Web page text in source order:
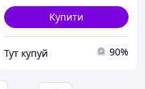
Купити
Тут купуй 90%